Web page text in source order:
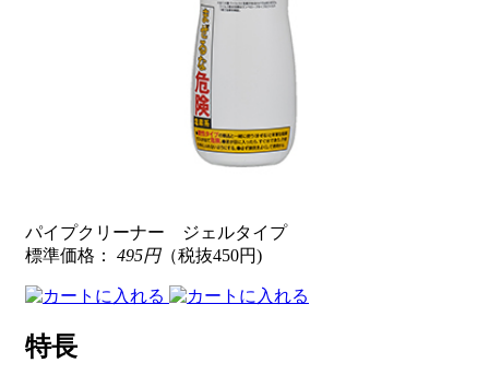
パイプクリーナー ジェルタイプ
標準価格： 495円（税抜450円)
特長